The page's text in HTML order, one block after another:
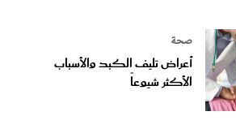
صحة
أعراض تليف الكبد والأسباب
الأكثر شيوعاً